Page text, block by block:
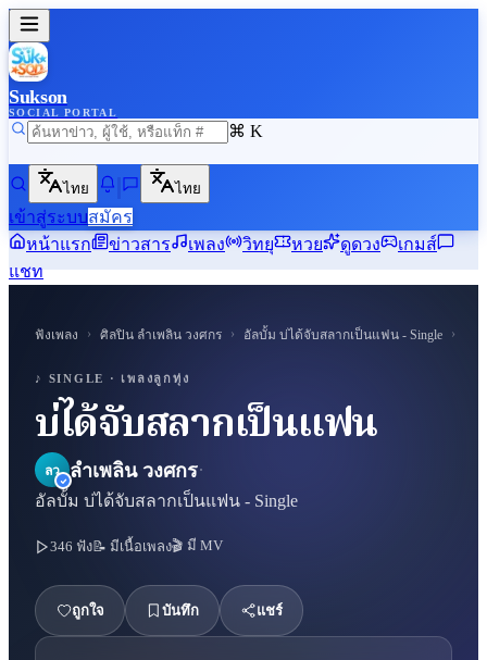
Sukson
SOCIAL PORTAL
⌘ K
ไทย ไทย
เข้าสู่ระบบสมัคร
หน้าแรก
ข่าวสาร เพลง วิทยุ หวย ดูดวง
เกมส์
แชท
ฟังเพลง › ศิลปิน ลำเพลิน วงศกร › อัลบั้ม บ่ได้จับสลากเป็นแฟน - Single ›
♪ SINGLE · เพลงลูกทุ่ง
บ่ได้จับสลากเป็นแฟน
ลว ลำเพลิน วงศกร·
อัลบั้ม บ่ได้จับสลากเป็นแฟน - Single
346 ฟัง📝 มีเนื้อเพลง🎬 มี MV
ถูกใจ บันทึก แชร์